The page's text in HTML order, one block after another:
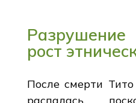
рост
После смерти
распалась,